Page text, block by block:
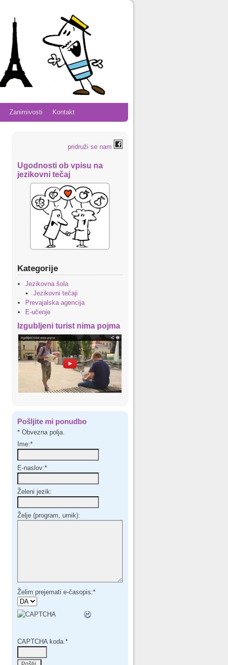
Zanimivosti Kontakt
pridruži se nam
Ugodnosti ob vpisu na
jezikovni tečaj
Kategorije
Jezikovna šola
Jezikovni tečaji
Prevajalska agencija
E-učenje
Izgubljeni turist nima pojma
Pošljite mi ponudbo
* Obvezna polja.
Ime:*
E-naslov:*
Želeni jezik:
Želje (program, urnik):
Želim prejemati e-časopis:*
CAPTCHA koda.*